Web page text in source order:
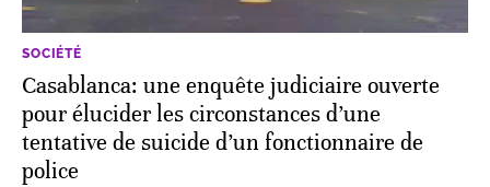
SOCIÉTÉ
Casablanca: une enquête judiciaire ouverte
pour élucider les circonstances d’une
tentative de suicide d’un fonctionnaire de
police